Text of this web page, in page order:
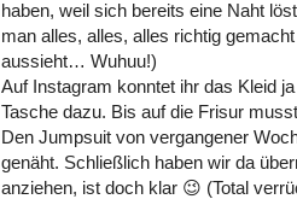
haben, weil sich bereits eine Naht
man alles, alles, alles richtig
aussieht… Wuhuu!)
Auf Instagram konntet ihr das Kleid
Tasche dazu. Bis auf die Frisur
Den Jumpsuit von vergangener
genäht. Schließlich haben wir da
anziehen, ist doch klar 😉 (Total